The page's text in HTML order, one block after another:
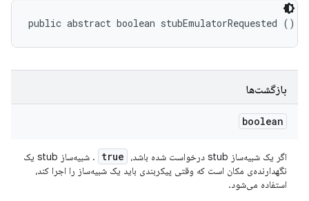
public abstract boolean stubEmulatorRequested ()
بازگشت‌ها
boolean
اگر یک شبیه‌ساز stub درخواست شده باشد، true
. شبیه‌ساز stub یک
نگهدارنده‌ی مکان است که وقتی پیکربندی باید یک شبیه‌ساز را اجرا کند،
استفاده می‌شود.